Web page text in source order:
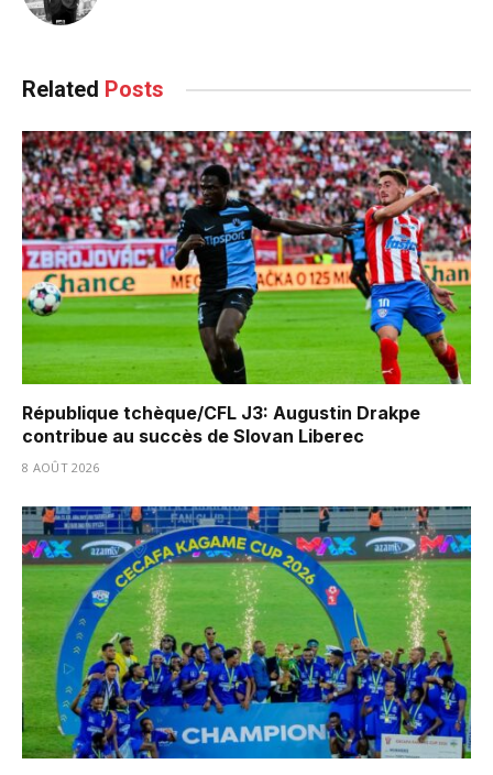
Related Posts
République tchèque/CFL J3: Augustin Drakpe
contribue au succès de Slovan Liberec
8 AOÛT 2026